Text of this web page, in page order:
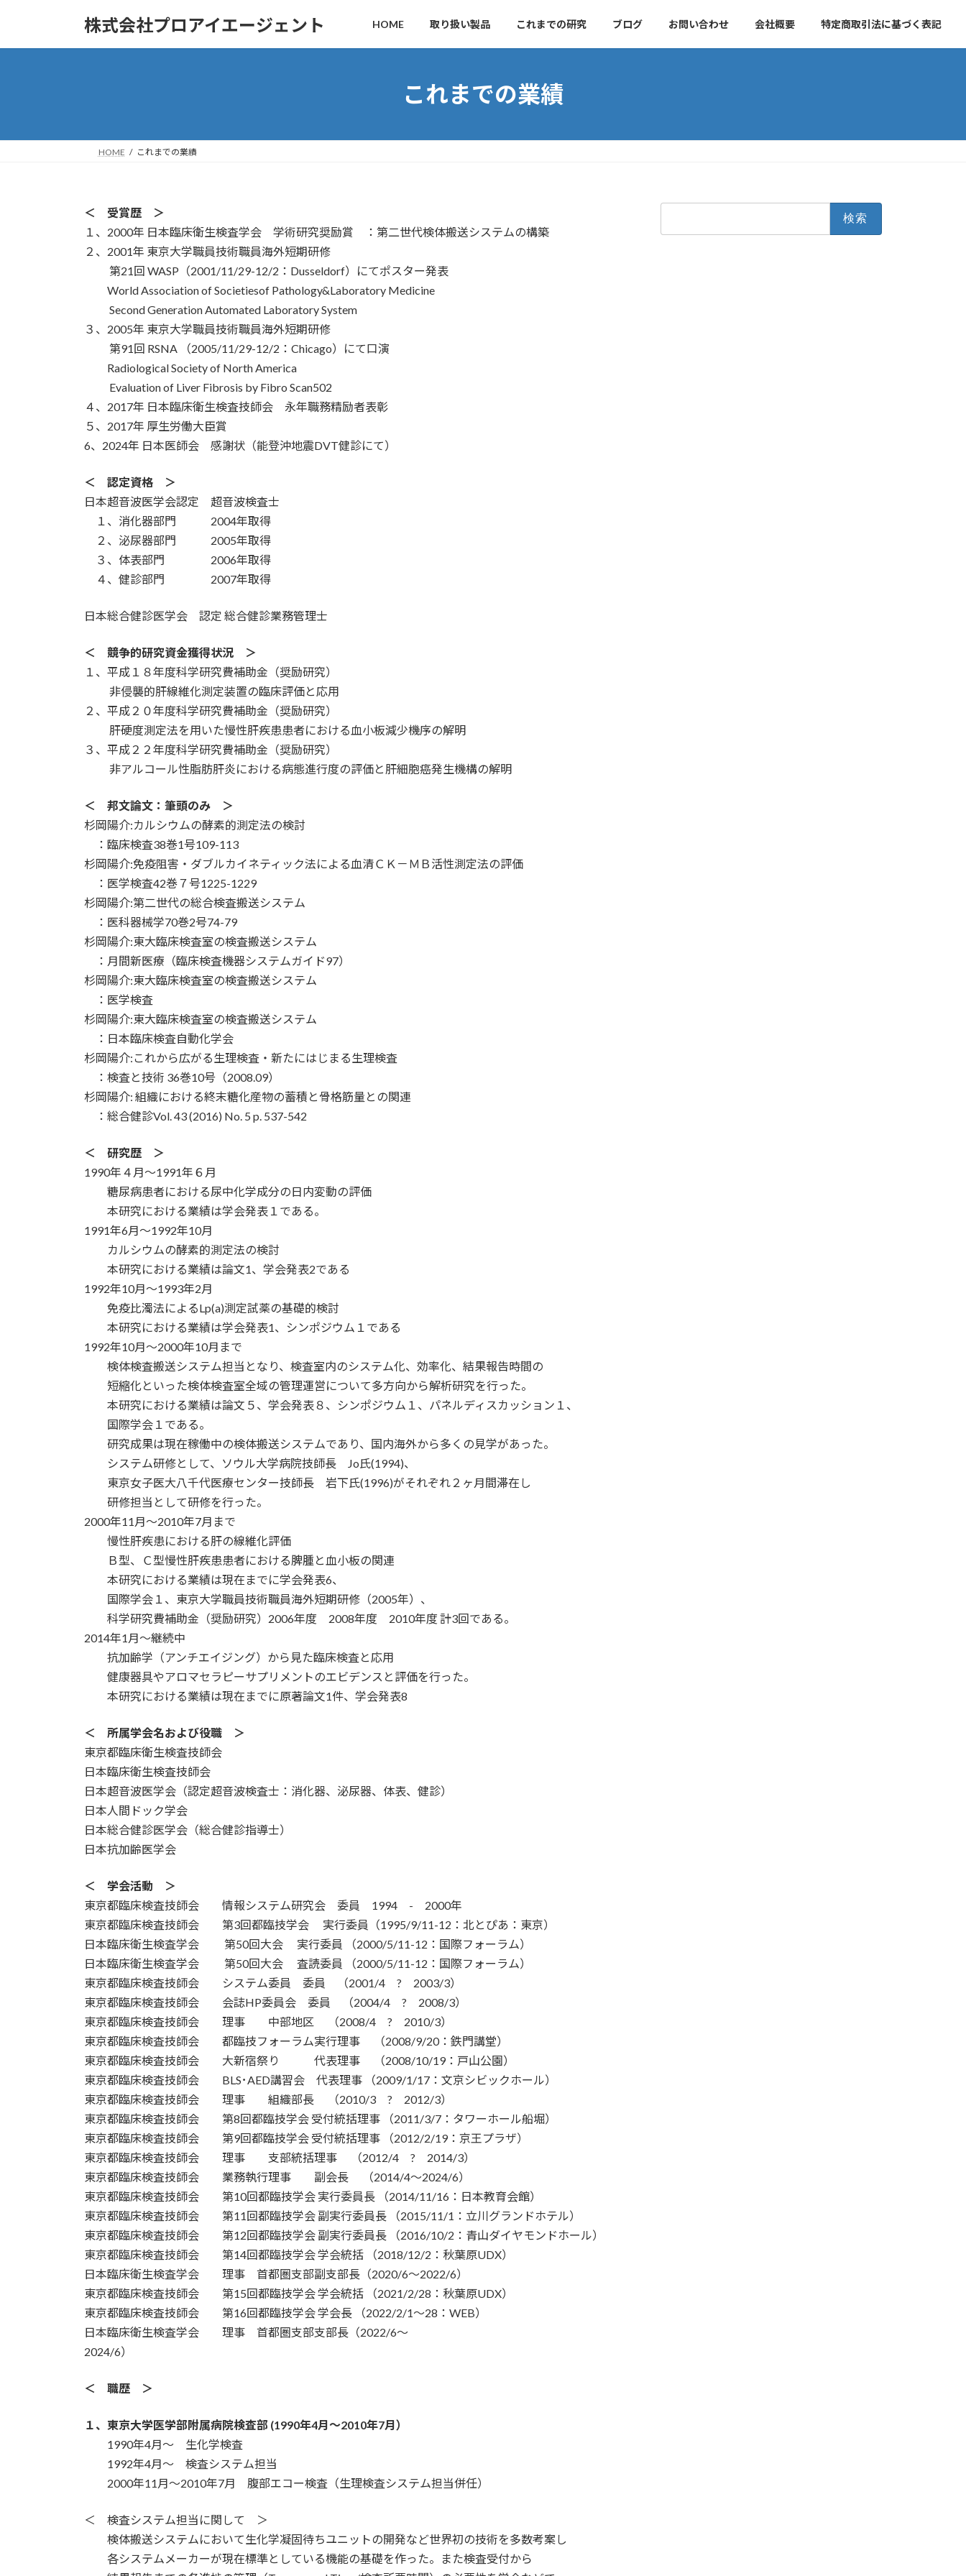
株式会社プロアイエージェント HOME 取り扱い製品 これまでの研究 ブログ お問い合わせ 会社概要 特定商取引法に基づく表記
これまでの業績
HOME これまでの業績
＜ 受賞歴 ＞
１、2000年 日本臨床衛生検査学会 学術研究奨励賞 ：第二世代検体搬送システムの構築
２、2001年 東京大学職員技術職員海外短期研修
第21回 WASP（2001/11/29-12/2：Dusseldorf）にてポスター発表
World Association of Societiesof Pathology&Laboratory Medicine
Second Generation Automated Laboratory System
３、2005年 東京大学職員技術職員海外短期研修
第91回 RSNA （2005/11/29-12/2：Chicago）にて口演
Radiological Society of North America
Evaluation of Liver Fibrosis by Fibro Scan502
４、2017年 日本臨床衛生検査技師会 永年職務精励者表彰
５、2017年 厚生労働大臣賞
6、2024年 日本医師会 感謝状（能登沖地震DVT健診にて）
＜ 認定資格 ＞
日本超音波医学会認定 超音波検査士
１、消化器部門 2004年取得
２、泌尿器部門 2005年取得
３、体表部門 2006年取得
４、健診部門 2007年取得
日本総合健診医学会 認定 総合健診業務管理士
＜ 競争的研究資金獲得状況 ＞
１、平成１８年度科学研究費補助金（奨励研究）
非侵襲的肝線維化測定装置の臨床評価と応用
２、平成２０年度科学研究費補助金（奨励研究）
肝硬度測定法を用いた慢性肝疾患患者における血小板減少機序の解明
３、平成２２年度科学研究費補助金（奨励研究）
非アルコール性脂肪肝炎における病態進行度の評価と肝細胞癌発生機構の解明
＜ 邦文論文：筆頭のみ ＞
杉岡陽介:カルシウムの酵素的測定法の検討
：臨床検査38巻1号109-113
杉岡陽介:免疫阻害・ダブルカイネティック法による血清ＣＫ－ＭＢ活性測定法の評価
：医学検査42巻７号1225-1229
杉岡陽介:第二世代の総合検査搬送システム
：医科器械学70巻2号74-79
杉岡陽介:東大臨床検査室の検査搬送システム
：月間新医療（臨床検査機器システムガイド97）
杉岡陽介:東大臨床検査室の検査搬送システム
：医学検査
杉岡陽介:東大臨床検査室の検査搬送システム
：日本臨床検査自動化学会
杉岡陽介:これから広がる生理検査・新たにはじまる生理検査
：検査と技術 36巻10号（2008.09）
杉岡陽介: 組織における終末糖化産物の蓄積と骨格筋量との関連
：総合健診Vol. 43 (2016) No. 5 p. 537-542
＜ 研究歴 ＞
1990年４月～1991年６月
糖尿病患者における尿中化学成分の日内変動の評価
本研究における業績は学会発表１である。
1991年6月～1992年10月
カルシウムの酵素的測定法の検討
本研究における業績は論文1、学会発表2である
1992年10月～1993年2月
免疫比濁法によるLp(a)測定試薬の基礎的検討
本研究における業績は学会発表1、シンポジウム１である
1992年10月～2000年10月まで
検体検査搬送システム担当となり、検査室内のシステム化、効率化、結果報告時間の
短縮化といった検体検査室全域の管理運営について多方向から解析研究を行った。
本研究における業績は論文５、学会発表８、シンポジウム１、パネルディスカッション１、
国際学会１である。
研究成果は現在稼働中の検体搬送システムであり、国内海外から多くの見学があった。
システム研修として、ソウル大学病院技師長 Jo氏(1994)、
東京女子医大八千代医療センター技師長 岩下氏(1996)がそれぞれ２ヶ月間滞在し
研修担当として研修を行った。
2000年11月～2010年7月まで
慢性肝疾患における肝の線維化評価
Ｂ型、Ｃ型慢性肝疾患患者における脾腫と血小板の関連
本研究における業績は現在までに学会発表6、
国際学会１、東京大学職員技術職員海外短期研修（2005年）、
科学研究費補助金（奨励研究）2006年度 2008年度 2010年度 計3回である。
2014年1月～継続中
抗加齢学（アンチエイジング）から見た臨床検査と応用
健康器具やアロマセラピーサプリメントのエビデンスと評価を行った。
本研究における業績は現在までに原著論文1件、学会発表8
＜ 所属学会名および役職 ＞
東京都臨床衛生検査技師会
日本臨床衛生検査技師会
日本超音波医学会（認定超音波検査士：消化器、泌尿器、体表、健診）
日本人間ドック学会
日本総合健診医学会（総合健診指導士）
日本抗加齢医学会
＜ 学会活動 ＞
東京都臨床検査技師会 情報システム研究会 委員 1994 - 2000年
東京都臨床検査技師会 第3回都臨技学会 実行委員（1995/9/11-12：北とぴあ：東京）
日本臨床衛生検査学会 第50回大会 実行委員 （2000/5/11-12：国際フォーラム）
日本臨床衛生検査学会 第50回大会 査読委員 （2000/5/11-12：国際フォーラム）
東京都臨床検査技師会 システム委員 委員 （2001/4 ? 2003/3）
東京都臨床検査技師会 会誌HP委員会 委員 （2004/4 ? 2008/3）
東京都臨床検査技師会 理事 中部地区 （2008/4 ? 2010/3）
東京都臨床検査技師会 都臨技フォーラム実行理事 （2008/9/20：鉄門講堂）
東京都臨床検査技師会 大新宿祭り 代表理事 （2008/10/19：戸山公園）
東京都臨床検査技師会 BLS･AED講習会 代表理事 （2009/1/17：文京シビックホール）
東京都臨床検査技師会 理事 組織部長 （2010/3 ? 2012/3）
東京都臨床検査技師会 第8回都臨技学会 受付統括理事 （2011/3/7：タワーホール船堀）
東京都臨床検査技師会 第9回都臨技学会 受付統括理事 （2012/2/19：京王プラザ）
東京都臨床検査技師会 理事 支部統括理事 （2012/4 ? 2014/3）
東京都臨床検査技師会 業務執行理事 副会長 （2014/4～2024/6）
東京都臨床検査技師会 第10回都臨技学会 実行委員長 （2014/11/16：日本教育会館）
東京都臨床検査技師会 第11回都臨技学会 副実行委員長 （2015/11/1：立川グランドホテル）
東京都臨床検査技師会 第12回都臨技学会 副実行委員長 （2016/10/2：青山ダイヤモンドホール）
東京都臨床検査技師会 第14回都臨技学会 学会統括 （2018/12/2：秋葉原UDX）
日本臨床衛生検査学会 理事 首都圏支部副支部長（2020/6～2022/6）
東京都臨床検査技師会 第15回都臨技学会 学会統括 （2021/2/28：秋葉原UDX）
東京都臨床検査技師会 第16回都臨技学会 学会長 （2022/2/1～28：WEB）
日本臨床衛生検査学会 理事 首都圏支部支部長（2022/6～
2024/6）
＜ 職歴 ＞
１、東京大学医学部附属病院検査部 (1990年4月～2010年7月）
1990年4月～ 生化学検査
1992年4月～ 検査システム担当
2000年11月～2010年7月 腹部エコー検査（生理検査システム担当併任）
＜ 検査システム担当に関して ＞
検体搬送システムにおいて生化学凝固待ちユニットの開発など世界初の技術を多数考案し
各システムメーカーが現在標準としている機能の基礎を作った。また検査受付から